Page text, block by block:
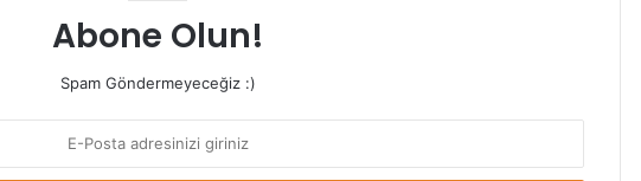
Abone Olun!
Spam Göndermeyeceğiz :)